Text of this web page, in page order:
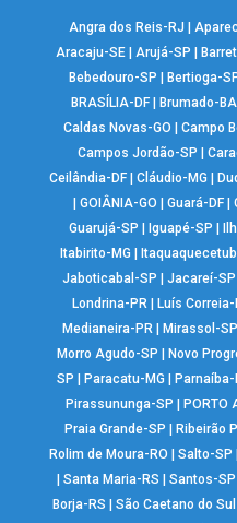
Angra dos Reis-RJ |
Aracaju-SE | Arujá-SP |
Bebedouro-SP |Bertioga-
BRASÍLIA-DF| Brumado-BA
Caldas Novas-GO |Campo
Campos Jordão-SP |
Ceilândia-DF| Cláudio-MG |
| GOIÂNIA-GO | Guará-DF|
Guarujá-SP | Iguapé-SP |
Itabirito-MG |
Jaboticabal-SP | Jacareí-SP
Londrina-PR | Luís Correia-
Medianeira-PR |Mirassol-SP
Morro Agudo-SP |Novo
SP |Paracatu-MG |Parnaíba-
Pirassununga-SP |PORTO
Praia Grande-SP |Ribeirão
Rolim de Moura-RO | Salto-SP |
|Santa Maria-RS |Santos-SP
Borja-RS |São Caetano do